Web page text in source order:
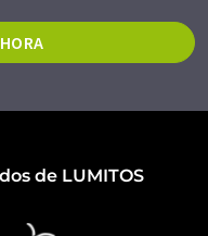
de LUMITOS